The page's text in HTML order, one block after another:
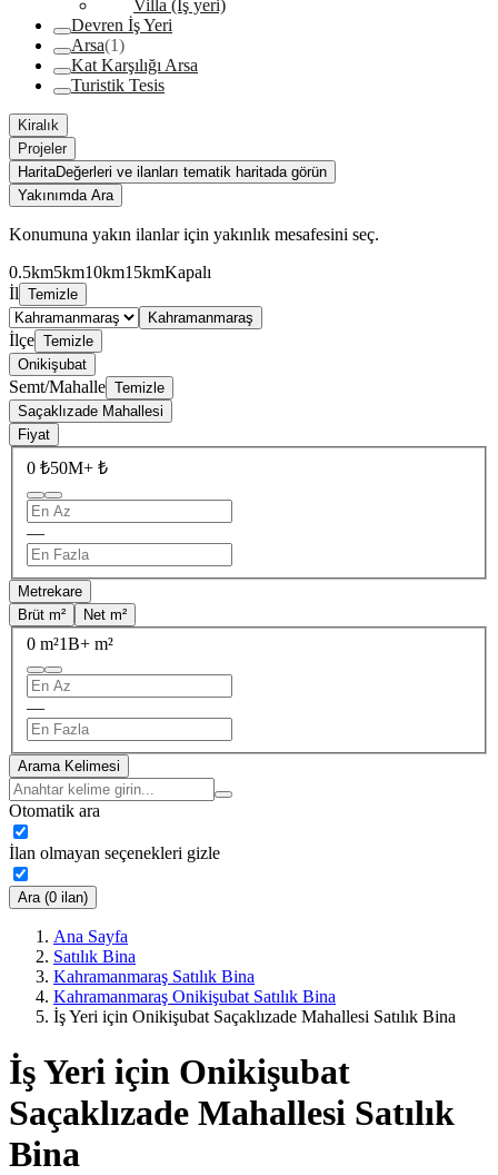
Villa (İş yeri)
Devren İş Yeri
Arsa(1)
Kat Karşılığı Arsa
Turistik Tesis
Kiralık
Projeler
HaritaDeğerleri ve ilanları tematik haritada görün
Yakınımda Ara
Konumuna yakın ilanlar için yakınlık mesafesini seç.
0.5km5km10km15kmKapalı
İl Temizle
Kahramanmaraş
İlçe Temizle
Onikişubat
Semt/Mahalle Temizle
Saçaklızade Mahallesi
Fiyat
0 ₺50M+ ₺
—
Metrekare
Brüt m²
Net m²
0 m²1B+ m²
—
Arama Kelimesi
Otomatik ara
İlan olmayan seçenekleri gizle
Ara (0 ilan)
Ana Sayfa
Satılık Bina
Kahramanmaraş Satılık Bina
Kahramanmaraş Onikişubat Satılık Bina
İş Yeri için Onikişubat Saçaklızade Mahallesi Satılık Bina
İş Yeri için Onikişubat
Saçaklızade Mahallesi Satılık
Bina